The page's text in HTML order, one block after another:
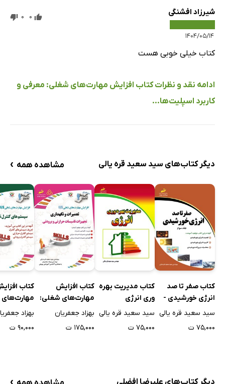
شیرزاد افشنگی
۱۴۰۴/۰۵/۱۴
0
0
کتاب خیلی خوبی هست
ادامه نقد و نظرات کتاب افزایش مهارت‌های شغلی: معرفی و
کاربرد اسپلیت‌ها...
دیگر کتاب‌های سید سعید قره یالی مشاهده همه ›
کتاب صفر تا صد
انرژی خورشیدی -
جلد سوم
سید سعید قره یالی
۷۵,۰۰۰ ت
کتاب مدیریت بهره
وری انرژی
سید سعید قره یالی
۷۵,۰۰۰ ت
کتاب افزایش
مهارت‌های شغلی:
تعمیرات و نگهداری
حرارتی و برودتی
بهزاد جعفریان
۱۷۵,۰۰۰ ت
کتاب
بهزاد
۹۰,۰۰۰ ت
دیگر کتاب‌های علیرضا افضلی ›